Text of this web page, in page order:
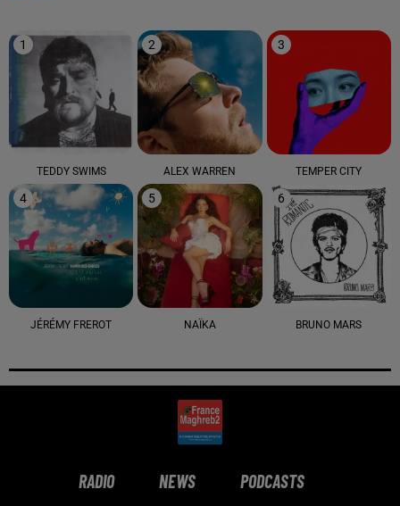
1
TEDDY SWIMS
2
ALEX WARREN
3
TEMPER CITY
4
JÉRÉMY FREROT
5
NAÏKA
6
BRUNO MARS
RADIO NEWS PODCASTS